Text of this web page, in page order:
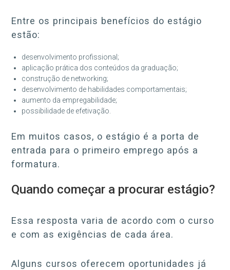
Entre os principais benefícios do estágio
estão:
desenvolvimento profissional;
aplicação prática dos conteúdos da graduação;
construção de networking;
desenvolvimento de habilidades comportamentais;
aumento da empregabilidade;
possibilidade de efetivação.
Em muitos casos, o estágio é a porta de
entrada para o primeiro emprego após a
formatura.
Quando começar a procurar estágio?
Essa resposta varia de acordo com o curso
e com as exigências de cada área.
Alguns cursos oferecem oportunidades já